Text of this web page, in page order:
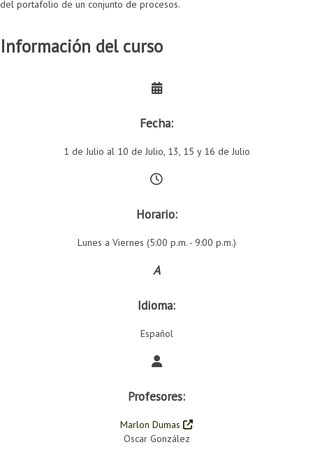
del portafolio de un conjunto de procesos.
Información del curso
Fecha:
1 de Julio al 10 de Julio, 13, 15 y 16 de Julio
Horario:
Lunes a Viernes (5:00 p.m. - 9:00 p.m.)
A
Idioma:
Español
Profesores:
Marlon Dumas
Oscar González